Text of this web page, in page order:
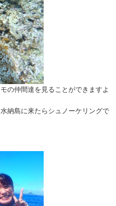
の仲間達を見ることができますよ
納島に来たらシュノーケリングで